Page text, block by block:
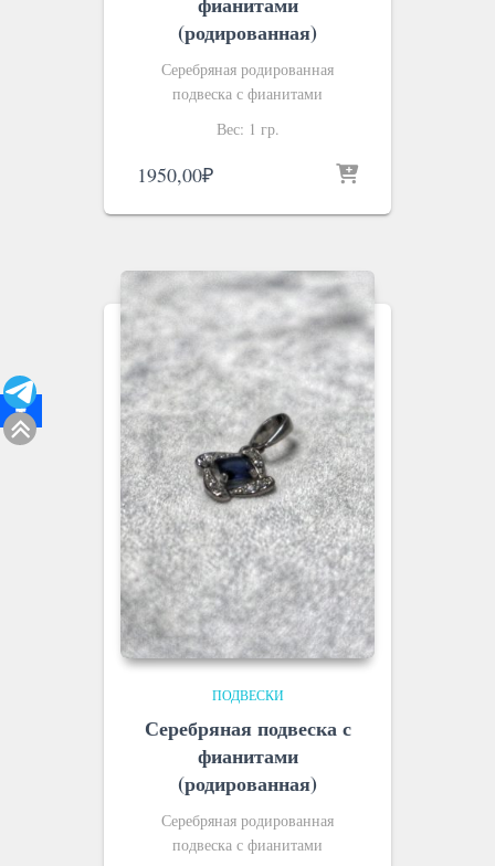
(родированная)
Серебряная родированная
подвеска с фианитами
Вес: 1 гр.
1950,00₽
ПОДВЕСКИ
Серебряная подвеска с
фианитами
(родированная)
Серебряная родированная
подвеска с фианитами